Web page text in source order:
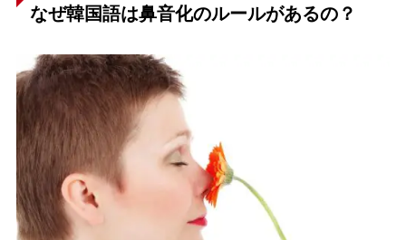
なぜ韓国語は鼻音化のルールがあるの？